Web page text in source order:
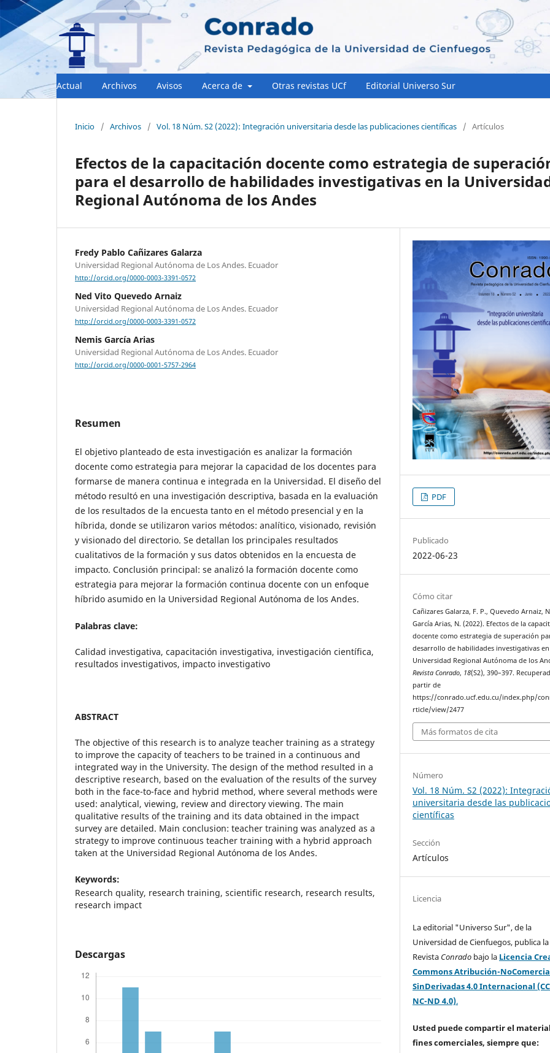
Actual Archivos Avisos Acerca de Otras revistas UCf Editorial Universo Sur
Inicio / Archivos / Vol. 18 Núm. S2 (2022): Integración universitaria desde las publicaciones científicas / Artículos
Efectos de la capacitación docente como estrategia de
para el desarrollo de habilidades investigativas en la
Regional Autónoma de los Andes
Fredy Pablo Cañizares Galarza
Universidad Regional Autónoma de Los Andes. Ecuador
http://orcid.org/0000-0003-3391-0572
Ned Vito Quevedo Arnaiz
Universidad Regional Autónoma de Los Andes. Ecuador
http://orcid.org/0000-0003-3391-0572
Nemis García Arias
Universidad Regional Autónoma de Los Andes. Ecuador
http://orcid.org/0000-0001-5757-2964
Resumen
El objetivo planteado de esta investigación es analizar la formación
docente como estrategia para mejorar la capacidad de los docentes para
formarse de manera continua e integrada en la Universidad. El diseño del
método resultó en una investigación descriptiva, basada en la evaluación
de los resultados de la encuesta tanto en el método presencial y en la
híbrida, donde se utilizaron varios métodos: analítico, visionado, revisión
y visionado del directorio. Se detallan los principales resultados
cualitativos de la formación y sus datos obtenidos en la encuesta de
impacto. Conclusión principal: se analizó la formación docente como
estrategia para mejorar la formación continua docente con un enfoque
híbrido asumido en la Universidad Regional Autónoma de los Andes.
Palabras clave:
Calidad investigativa, capacitación investigativa, investigación científica,
resultados investigativos, impacto investigativo
ABSTRACT
The objective of this research is to analyze teacher training as a strategy
to improve the capacity of teachers to be trained in a continuous and
integrated way in the University. The design of the method resulted in a
descriptive research, based on the evaluation of the results of the survey
both in the face-to-face and hybrid method, where several methods were
used: analytical, viewing, review and directory viewing. The main
qualitative results of the training and its data obtained in the impact
survey are detailed. Main conclusion: teacher training was analyzed as a
strategy to improve continuous teacher training with a hybrid approach
taken at the Universidad Regional Autónoma de los Andes.
Keywords:
Research quality, research training, scientific research, research results,
research impact
Descargas
PDF
Publicado
2022-06-23
Cómo citar
Cañizares Galarza, F. P., Quevedo Arnaiz,
García Arias, N. (2022). Efectos de la
docente como estrategia de superación
desarrollo de habilidades investigativas
Universidad Regional Autónoma de los
Revista Conrado, 18(S2), 390–397.
partir de
https://conrado.ucf.edu.cu/index.php/
rticle/view/2477
Más formatos de cita
Número
Vol. 18 Núm. S2 (2022):
universitaria desde las
científicas
Sección
Artículos
Licencia
La editorial "Universo Sur", de la
Universidad de Cienfuegos, publica la
Revista Conrado bajo la Licencia
Commons Atribución-
SinDerivadas 4.0 Internacional (CC
NC-ND 4.0).
Usted puede compartir el
fines comerciales, siempre que: